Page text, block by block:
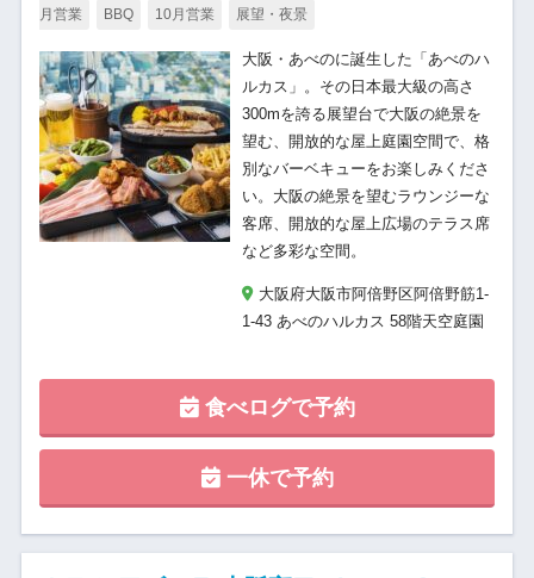
月営業 BBQ 10月営業 展望・夜景
大阪・あべのに誕生した「あべのハ
ルカス」。その日本最大級の高さ
300mを誇る展望台で大阪の絶景を
望む、開放的な屋上庭園空間で、格
別なバーベキューをお楽しみくださ
い。大阪の絶景を望むラウンジーな
客席、開放的な屋上広場のテラス席
など多彩な空間。
大阪府大阪市阿倍野区阿倍野筋1-
1-43 あべのハルカス 58階天空庭園
食べログで予約
一休で予約